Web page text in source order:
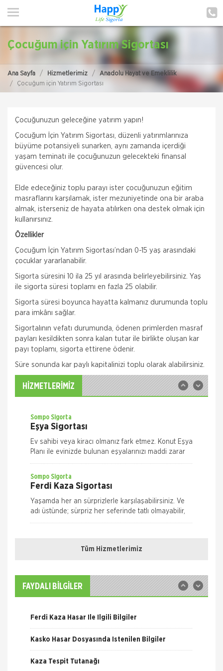
ANA SAYFA
POLIÇE HATIRLAT
MÜŞTERI GIRIŞI
TEKLİF AL
Çocuğum için Yatırım Sigortası
Ana Sayfa Hizmetlerimiz
Anadolu Hayat ve Emeklilik
Çocuğum için Yatırım Sigortası
Çocuğunuzun geleceğine yatırım yapın!
Çocuğum İçin Yatırım Sigortası, düzenli yatırımlarınıza
büyüme potansiyeli sunarken, aynı zamanda içerdiği
yaşam teminatı ile çocuğunuzun gelecekteki finansal
güvencesi olur.
Elde edeceğiniz toplu parayı ister çocuğunuzun eğitim
masraflarını karşılamak, ister mezuniyetinde ona bir araba
almak, isterseniz de hayata atılırken ona destek olmak için
kullanırsınız.
Özellikler
Çocuğum İçin Yatırım Sigortası’ndan 0-15 yaş arasındaki
çocuklar yararlanabilir.
Sigorta süresini 10 ila 25 yıl arasında belirleyebilirsiniz. Yaş
ile sigorta süresi toplamı en fazla 25 olabilir.
Sigorta süresi boyunca hayatta kalmanız durumunda toplu
para imkânı sağlar.
Sigortalının vefatı durumunda, ödenen primlerden masraf
payları kesildikten sonra kalan tutar ile birlikte oluşan kar
payı toplamı, sigorta ettirene ödenir.​
Süre sonunda kar paylı kapitalinizi toplu olarak alabilirsiniz.​
HİZMETLERİMİZ
Quick Sigorta
Zorunlu Deprem Sigortası
olacağı maddi zararlar ile deprem sonucu meydana
gelecek yangın, patlama, tsunami ve yer kayması
hasarlarını teminat altına almak istiyorsanız Das
İş Yeri Sigortası
İş Yeriniz Sompo Japan ile Güvence Altında! İş Yeri
Sompo Sigorta
Eşya Sigortası
Ev sahibi veya kiracı olmanız fark etmez. Konut Eşya
Planı ile evinizde bulunan eşyalarınızı maddi zarar
ve risklere karşı size en uygun plan alternatifini
Sompo Sigorta
Ferdi Kaza Sigortası
Yaşamda her an sürprizlerle karşılaşabilirsiniz. Ve
adı üstünde; sürpriz her seferinde tatlı olmayabilir,
risk taşıyabilir. Yolda yürürken, evde ya da iş yeriniz
Ferdi Kaza Sigortası
akışı içinde uğrayabileceğiniz pek çok kaza
nedeniyle sizin ve aileniz
Sompo Sigorta
Bireysel Genişletilmiş Kasko Otomobiliniz,
yaşamınızın artık vazgeçilmezlerinden biri.
Dilediğiniz yere, dilediğiniz zamanda gidebilme
özgürlüğüne sahipsiniz. M
Kasko Sigortası
Tüm Hizmetlerimiz
FAYDALI BİLGİLER
ONLİNE Dask Prim Hesaplama
Trafik Hasarı için Gerekli Bilgiler
Yangın Hasarı ile ilgili Bilgiler
Ferdi Kaza Hasar İle İlgili Bilgiler
Kasko Hasar Dosyasında İstenilen Bilgiler
Kaza Tespit Tutanağı